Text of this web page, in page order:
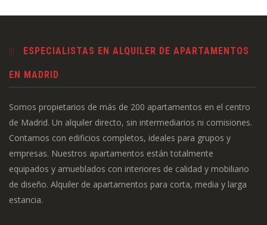
ESPECIALISTAS EN ALQUILER DE APARTAMENTOS
EN MADRID
Somos propietarios de más de 200 apartamentos en el centro
de Madrid. Un alquiler directo, sin intermediarios ni comisiones.
Contamos con edificios completos, ideales para grupos y
empresas. Nuestros apartamentos están totalmente
equipados y amueblados con interiores de calidad y mobiliario
de diseño. Alquiler de apartamentos para corta, media y larga
estancia.